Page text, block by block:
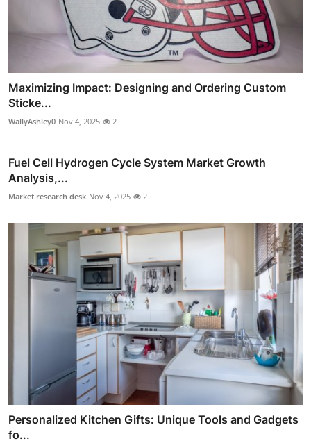
Maximizing Impact: Designing and Ordering Custom
Sticke...
WallyAshley0 Nov 4, 2025 2
Fuel Cell Hydrogen Cycle System Market Growth
Analysis,...
Market research desk Nov 4, 2025 2
Personalized Kitchen Gifts: Unique Tools and Gadgets
fo...